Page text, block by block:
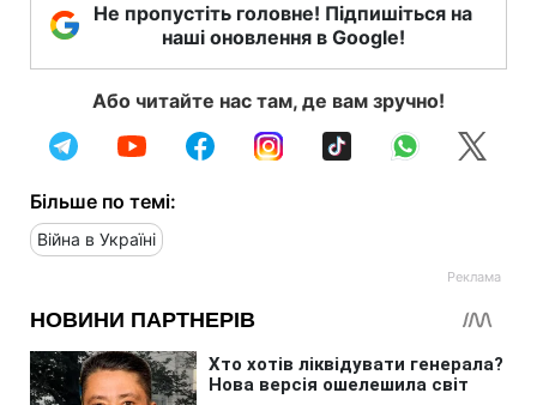
Не пропустіть головне! Підпишіться на
наші оновлення в Google!
Або читайте нас там, де вам зручно!
Більше по темі:
Війна в Україні